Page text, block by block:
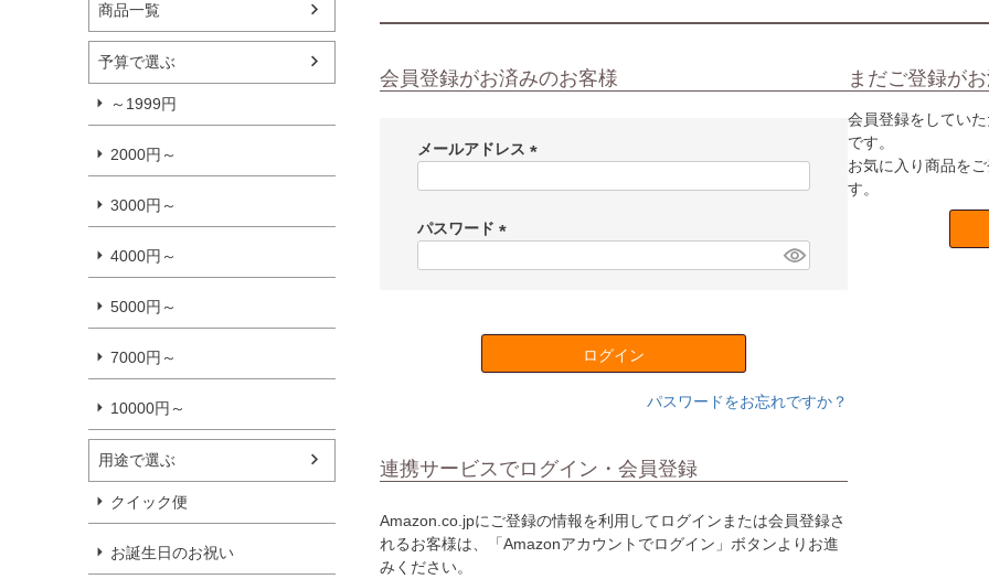
商品一覧
予算で選ぶ
～1999円
2000円～
3000円～
4000円～
5000円～
7000円～
10000円～
用途で選ぶ
クイック便
お誕生日のお祝い
会員登録がお済みのお客様
メールアドレス
)
パスワード
ログイン
パスワードをお忘れですか？
連携サービスでログイン・会員登録
Amazon.co.jpにご登録の情報を利用してログインまたは会員登録さ
れるお客様は、「Amazonアカウントでログイン」ボタンよりお進
みください。
まだご登録が
会員登録をしてい
です。
お気に入り商品を
す。